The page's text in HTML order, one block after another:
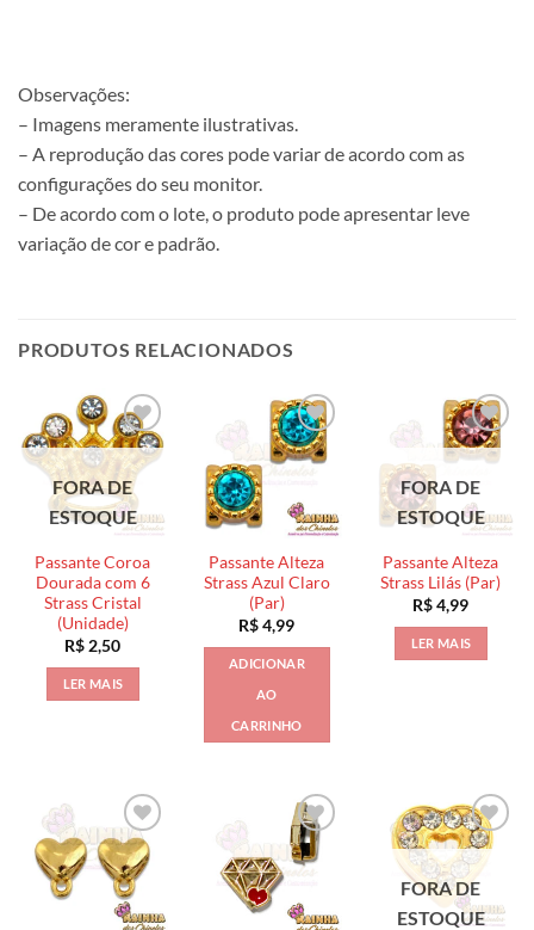
Observações:
– Imagens meramente ilustrativas.
– A reprodução das cores pode variar de acordo com as
configurações do seu monitor.
– De acordo com o lote, o produto pode apresentar leve
variação de cor e padrão.
PRODUTOS RELACIONADOS
FORA DE
ESTOQUE
Passante Coroa
Dourada com 6
Strass Cristal
(Unidade)
R$ 2,50
LER MAIS
Passante Alteza
Strass Azul Claro
(Par)
R$4,99
ADICIONAR
AO
CARRINHO
FORA DE
ESTOQUE
Passante Alteza
Strass Lilás (Par)
R$4,99
LER MAIS
FORA DE
ESTOQUE